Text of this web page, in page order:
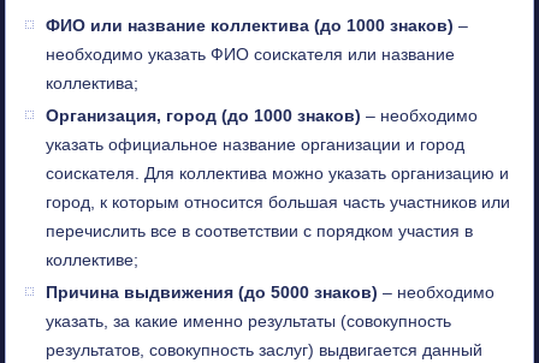
ФИО или название коллектива (до 1000 знаков) –
необходимо указать ФИО соискателя или название
коллектива;
Организация, город (до 1000 знаков) – необходимо
указать официальное название организации и город
соискателя. Для коллектива можно указать организацию и
город, к которым относится большая часть участников или
перечислить все в соответствии с порядком участия в
коллективе;
Причина выдвижения (до 5000 знаков) – необходимо
указать, за какие именно результаты (совокупность
результатов, совокупность заслуг) выдвигается данный